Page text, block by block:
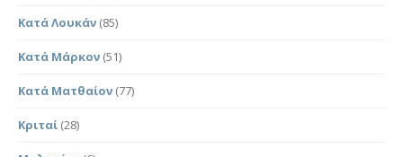
Κατά Λουκάν (85)
Κατά Μάρκον (51)
Κατά Ματθαίον (77)
Κριταί (28)